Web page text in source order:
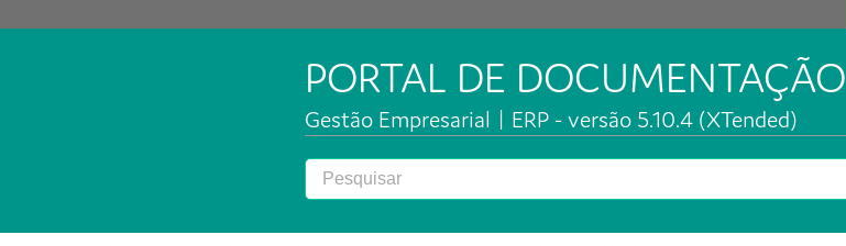
PORTAL DE DOCUMENTAÇÃO
Gestão Empresarial | ERP - versão 5.10.4 (XTended)